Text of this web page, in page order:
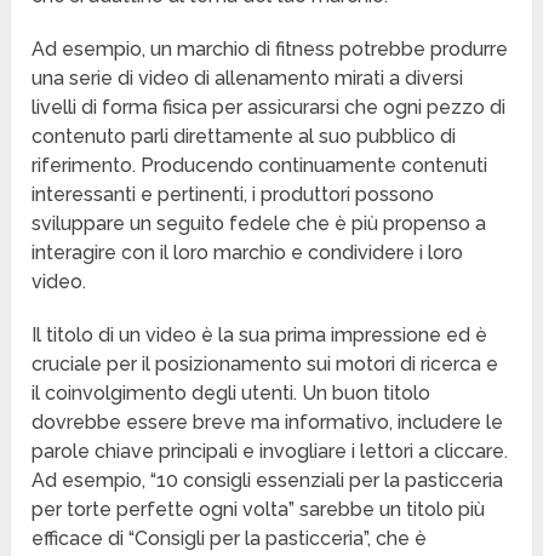
Ad esempio, un marchio di fitness potrebbe produrre
una serie di video di allenamento mirati a diversi
livelli di forma fisica per assicurarsi che ogni pezzo di
contenuto parli direttamente al suo pubblico di
riferimento. Producendo continuamente contenuti
interessanti e pertinenti, i produttori possono
sviluppare un seguito fedele che è più propenso a
interagire con il loro marchio e condividere i loro
video.
Il titolo di un video è la sua prima impressione ed è
cruciale per il posizionamento sui motori di ricerca e
il coinvolgimento degli utenti. Un buon titolo
dovrebbe essere breve ma informativo, includere le
parole chiave principali e invogliare i lettori a cliccare.
Ad esempio, “10 consigli essenziali per la pasticceria
per torte perfette ogni volta” sarebbe un titolo più
efficace di “Consigli per la pasticceria”, che è